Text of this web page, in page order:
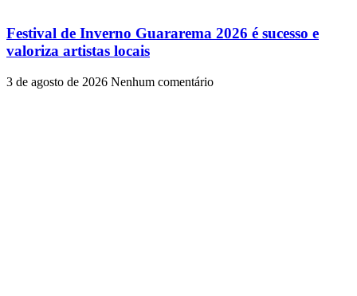
Festival de Inverno Guararema 2026 é sucesso e
valoriza artistas locais
3 de agosto de 2026 Nenhum comentário